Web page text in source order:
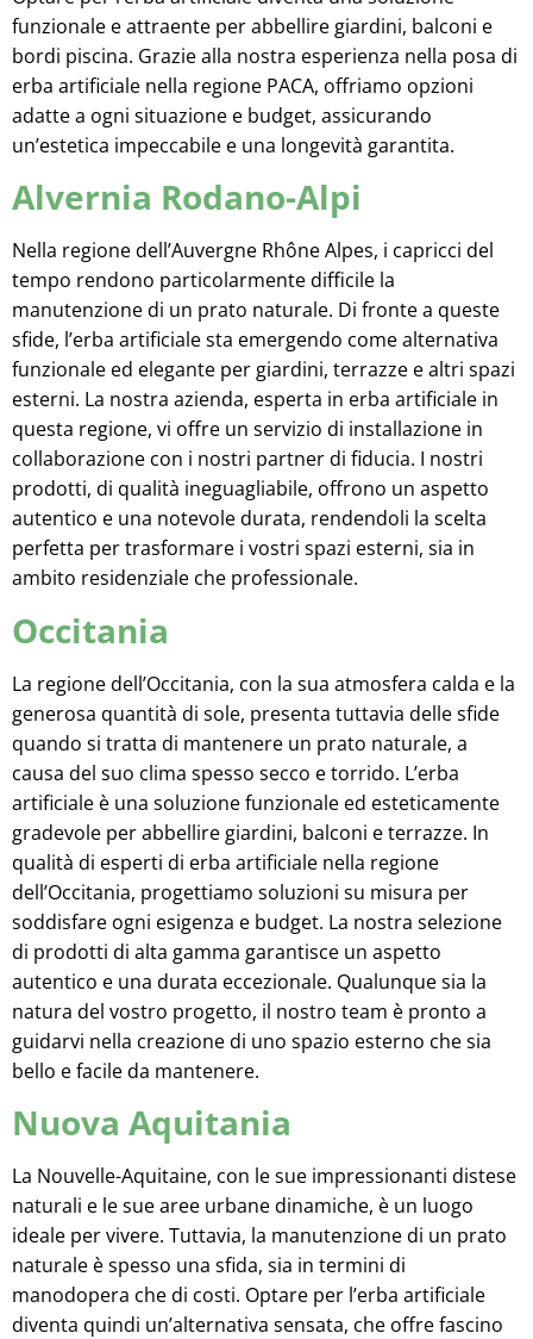
funzionale e attraente per abbellire giardini, balconi e
bordi piscina. Grazie alla nostra esperienza nella posa di
erba artificiale nella regione PACA, offriamo opzioni
adatte a ogni situazione e budget, assicurando
un’estetica impeccabile e una longevità garantita.
Alvernia Rodano-Alpi
Nella regione dell’Auvergne Rhône Alpes, i capricci del
tempo rendono particolarmente difficile la
manutenzione di un prato naturale. Di fronte a queste
sfide, l’erba artificiale sta emergendo come alternativa
funzionale ed elegante per giardini, terrazze e altri spazi
esterni. La nostra azienda, esperta in erba artificiale in
questa regione, vi offre un servizio di installazione in
collaborazione con i nostri partner di fiducia. I nostri
prodotti, di qualità ineguagliabile, offrono un aspetto
autentico e una notevole durata, rendendoli la scelta
perfetta per trasformare i vostri spazi esterni, sia in
ambito residenziale che professionale.
Occitania
La regione dell’Occitania, con la sua atmosfera calda e la
generosa quantità di sole, presenta tuttavia delle sfide
quando si tratta di mantenere un prato naturale, a
causa del suo clima spesso secco e torrido. L’erba
artificiale è una soluzione funzionale ed esteticamente
gradevole per abbellire giardini, balconi e terrazze. In
qualità di esperti di erba artificiale nella regione
dell’Occitania, progettiamo soluzioni su misura per
soddisfare ogni esigenza e budget. La nostra selezione
di prodotti di alta gamma garantisce un aspetto
autentico e una durata eccezionale. Qualunque sia la
natura del vostro progetto, il nostro team è pronto a
guidarvi nella creazione di uno spazio esterno che sia
bello e facile da mantenere.
Nuova Aquitania
La Nouvelle-Aquitaine, con le sue impressionanti distese
naturali e le sue aree urbane dinamiche, è un luogo
ideale per vivere. Tuttavia, la manutenzione di un prato
naturale è spesso una sfida, sia in termini di
manodopera che di costi. Optare per l’erba artificiale
diventa quindi un’alternativa sensata, che offre fascino